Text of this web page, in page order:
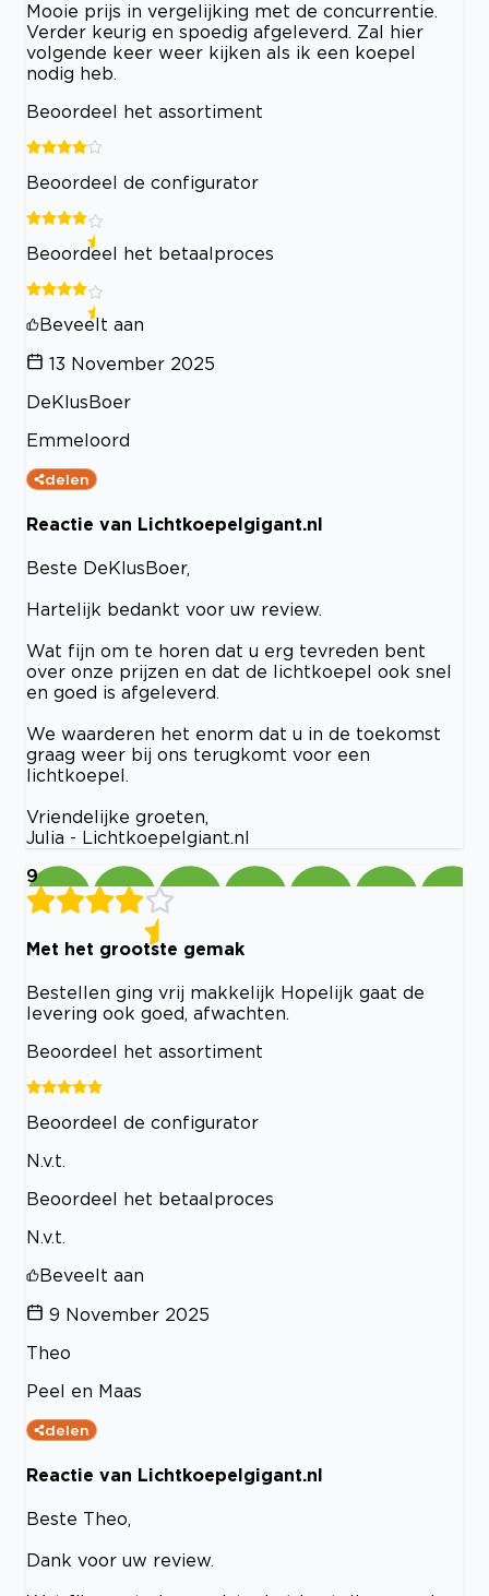
Mooie prijs in vergelijking met de concurrentie.
Verder keurig en spoedig afgeleverd. Zal hier
volgende keer weer kijken als ik een koepel
nodig heb.
Beoordeel het assortiment
Beoordeel de configurator
Beoordeel het betaalproces
Beveelt aan
13 November 2025
DeKlusBoer
Emmeloord
delen
Reactie van Lichtkoepelgigant.nl
Beste DeKlusBoer,
Hartelijk bedankt voor uw review.
Wat fijn om te horen dat u erg tevreden bent
over onze prijzen en dat de lichtkoepel ook snel
en goed is afgeleverd.
We waarderen het enorm dat u in de toekomst
graag weer bij ons terugkomt voor een
lichtkoepel.
Vriendelijke groeten,
Julia - Lichtkoepelgiant.nl
9
Met het grootste gemak
Bestellen ging vrij makkelijk Hopelijk gaat de
levering ook goed, afwachten.
Beoordeel het assortiment
Beoordeel de configurator
N.v.t.
Beoordeel het betaalproces
N.v.t.
Beveelt aan
9 November 2025
Theo
Peel en Maas
delen
Reactie van Lichtkoepelgigant.nl
Beste Theo,
Dank voor uw review.